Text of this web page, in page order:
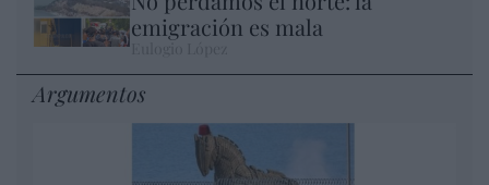
emigración es mala
Argumentos